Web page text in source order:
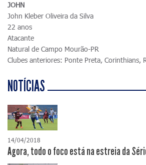
JOHN
John Kleber Oliveira da Silva
22 anos
Atacante
Natural de Campo Mourão-PR
Clubes anteriores: Ponte Preta, Corinthians,
NOTÍCIAS
14/04/2018
Agora, todo o foco está na estreia da